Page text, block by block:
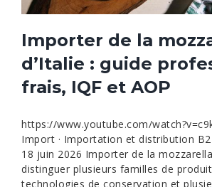
Importer de la
d’Italie : guide
frais, IQF et AOP
https://www.youtube.com/
Import · Importation et distribution
18 juin 2026 Importer de la
distinguer plusieurs familles de
technologies de conservation et